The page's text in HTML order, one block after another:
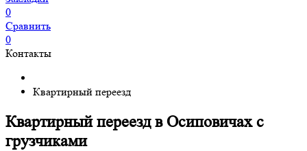
0
Сравнить
0
Контакты
Квартирный переезд
Квартирный переезд в Осиповичах с
грузчиками